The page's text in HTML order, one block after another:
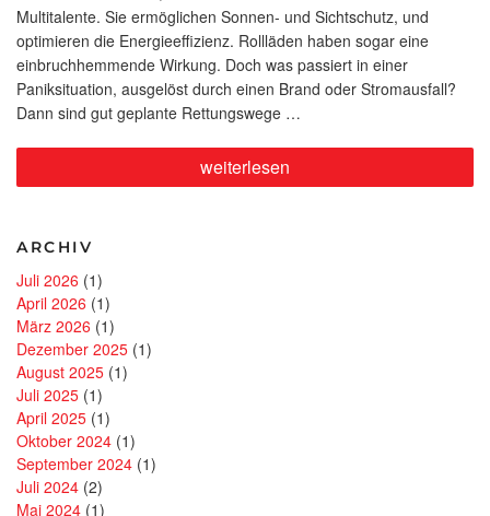
Multitalente. Sie ermöglichen Sonnen- und Sichtschutz, und
optimieren die Energieeffizienz. Rollläden haben sogar eine
einbruchhemmende Wirkung. Doch was passiert in einer
Paniksituation, ausgelöst durch einen Brand oder Stromausfall?
Dann sind gut geplante Rettungswege …
„Sicher.
Schnell.
weiterlesen
ARCHIV
Juli 2026 (1)
April 2026 (1)
März 2026 (1)
Dezember 2025 (1)
August 2025 (1)
Juli 2025 (1)
April 2025 (1)
Oktober 2024 (1)
September 2024 (1)
Juli 2024 (2)
Mai 2024 (1)